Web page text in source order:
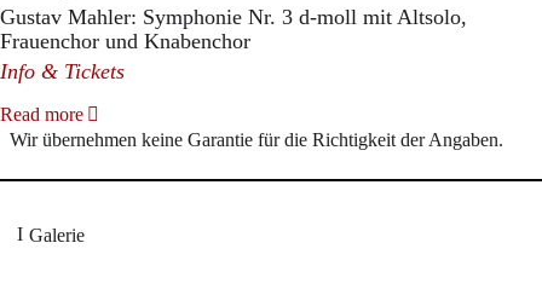
Gustav Mahler: Symphonie Nr. 3 d-moll mit Altsolo,
Frauenchor und Knabenchor
Info & Tickets
Read more
Wir übernehmen keine Garantie für die Richtigkeit der Angaben.
Galerie